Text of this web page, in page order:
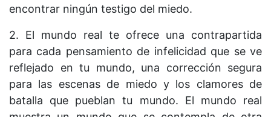
encontrar ningún testigo del miedo.
2. El mundo real te ofrece una contrapartida
para cada pensamiento de infelicidad que se ve
reflejado en tu mundo, una corrección segura
para las escenas de miedo y los clamores de
batalla que pueblan tu mundo. El mundo real